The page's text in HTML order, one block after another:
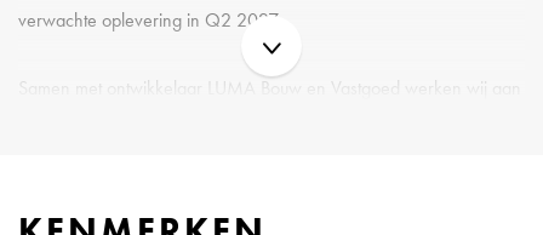
verwachte oplevering in Q2 2027.
Samen met ontwikkelaar LUMA Bouw en Vastgoed werken wij aan
Locatie en ligging